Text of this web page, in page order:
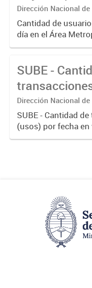
día en AMBA.
Dirección Nacional de
Tecnológico -
Cantidad de
día en el Área
Buenos Aires
SUBE -
por fecha
Dirección Nacional de
Tecnológico -
SUBE - Cantidad
(usos) por fecha
la red SUBE.